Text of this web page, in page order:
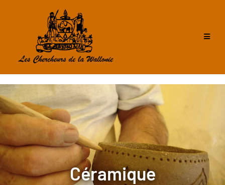
Céramique